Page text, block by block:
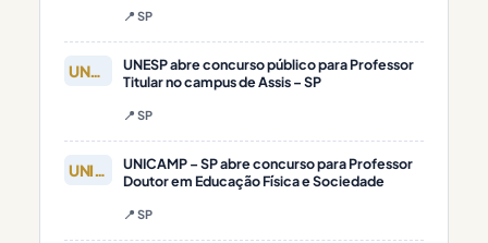
📍 SP
UNESP
UNESP abre concurso público para Professor
Titular no campus de Assis – SP
📍 SP
UNICAMP
UNICAMP – SP abre concurso para Professor
Doutor em Educação Física e Sociedade
📍 SP